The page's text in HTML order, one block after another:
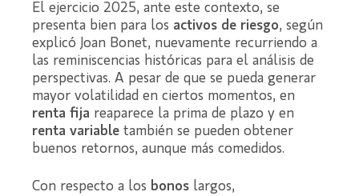
El ejercicio 2025, ante este contexto, se
presenta bien para los activos de riesgo, según
explicó Joan Bonet, nuevamente recurriendo a
las reminiscencias históricas para el análisis de
perspectivas. A pesar de que se pueda generar
mayor volatilidad en ciertos momentos, en
renta fija reaparece la prima de plazo y en
renta variable también se pueden obtener
buenos retornos, aunque más comedidos.
Con respecto a los bonos largos,